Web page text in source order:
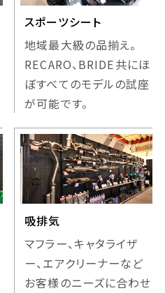
スポーツシート
地域最大級の品揃え。
RECARO、BRIDE共にほ
ぼすべてのモデルの試座
が可能です。
吸排気
マフラー、キャタライザ
ー、エアクリーナーなど
お客様のニーズに合わせ